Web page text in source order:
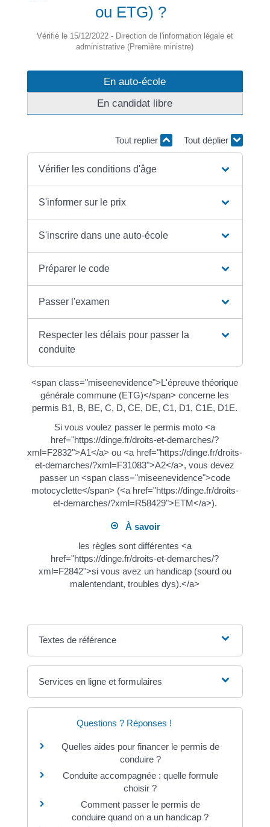
ou ETG) ?
Vérifié le 15/12/2022 - Direction de l'information légale et
administrative (Première ministre)
En auto-école
En candidat libre
Tout replier Tout déplier
Vérifier les conditions d'âge
S'informer sur le prix
S'inscrire dans une auto-école
Préparer le code
Passer l'examen
Respecter les délais pour passer la
conduite
<span class="miseenevidence">L'épreuve théorique
générale commune (ETG)</span> concerne les
permis B1, B, BE, C, D, CE, DE, C1, D1, C1E, D1E.
Si vous voulez passer le permis moto <a
href="https://dinge.fr/droits-et-demarches/?
xml=F2832">A1</a> ou <a href="https://dinge.fr/droits-
et-demarches/?xml=F31083">A2</a>, vous devez
passer un <span class="miseenevidence">code
motocyclette</span> (<a href="https://dinge.fr/droits-
et-demarches/?xml=R58429">ETM</a>).
À savoir
les règles sont différentes <a
href="https://dinge.fr/droits-et-demarches/?
xml=F2842">si vous avez un handicap (sourd ou
malentendant, troubles dys).</a>
Textes de référence
Services en ligne et formulaires
Questions ? Réponses !
Quelles aides pour financer le permis de
conduire ?
Conduite accompagnée : quelle formule
choisir ?
Comment passer le permis de
conduire quand on a un handicap ?